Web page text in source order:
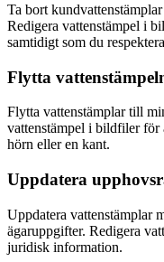
Ta bort
Redigera vattenstämpel i
samtidigt som du
Flytta
Flytta vattenstämplar till
vattenstämpel i bildfiler
hörn eller en kant.
Uppdatera
Uppdatera vattenstämplar
ägaruppgifter. Redigera
juridisk information.